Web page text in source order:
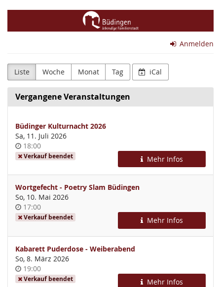
ZumMagistrat
der
Stadt
Büdingen
Anmelden
Liste Woche Monat Tag iCal
Vergangene Veranstaltungen
Büdinger Kulturnacht 2026
Sa, 11. Juli 2026
Uhrzeit
18:00
Verkauf beendet Mehr Infos
Wortgefecht - Poetry Slam Büdingen
So, 10. Mai 2026
Uhrzeit
17:00
Verkauf beendet Mehr Infos
Kabarett Puderdose - Weiberabend
So, 8. März 2026
Uhrzeit
19:00
Verkauf beendet Mehr Infos